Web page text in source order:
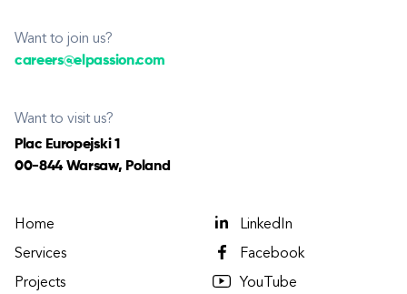
Want to join us?
careers@elpassion.com
Want to visit us?
Plac Europejski 1
00-844 Warsaw, Poland
Home
Services
Projects
LinkedIn
Facebook
YouTube